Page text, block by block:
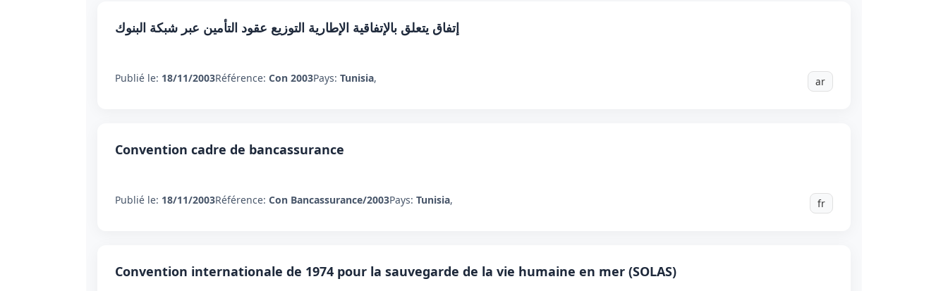
إتفاق يتعلق بالإتفاقية الإطارية التوزيع عقود التأمين عبر شبكة البنوك
Publié le: 18/11/2003Référence: Con 2003Pays: Tunisia, ar
Convention cadre de bancassurance
Publié le: 18/11/2003Référence: Con Bancassurance/2003Pays: Tunisia, fr
Convention internationale de 1974 pour la sauvegarde de la vie humaine en mer (SOLAS)